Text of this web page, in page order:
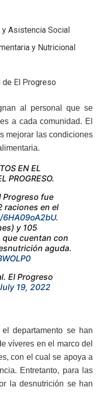
Asistencia Social
y Nutricional
de El Progreso
al personal que se
a cada comunidad. El
mejorar las condiciones
EN EL
PROGRESO.
Progreso fue
raciones en el
.
y 105
cuentan con
aguda.
El Progreso
19, 2022
departamento se han
víveres en el marco del
con el cual se apoya a
Entretanto, para las
la desnutrición se han